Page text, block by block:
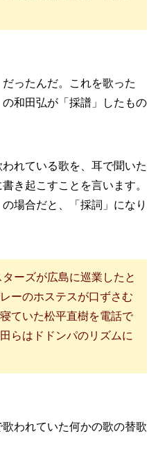
ったんだ。これを歌った
の和田弘が「採譜」したもの
れている歌を、耳で聞いた
き起こすことを言います。
場合だと、「採詞」になり
ーズが広島に巡業したと
ーのホステスが口ずさむ
ていた松平直樹を電話で
らはドドンパのリズムに
歌われていた何かの歌の替歌